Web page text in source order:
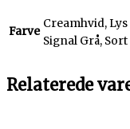
Farve
Creamhvid,
Signal Grå, Sort
Relaterede